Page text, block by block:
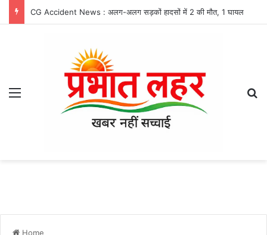
CG Accident News : अलग-अलग सड़कों हादसों में 2 की मौत, 1 घायल
Menu
Home